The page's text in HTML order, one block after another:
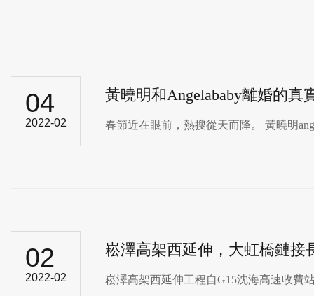
04
2022-02
黃曉明和Angelababy離婚的真
春節近在眼前，熱搜從天而降。 黃曉明
02
2022-02
崧澤高架西延伸，大虹橋鏈接
崧澤高架西延伸工程自G15沈海高速收費站至